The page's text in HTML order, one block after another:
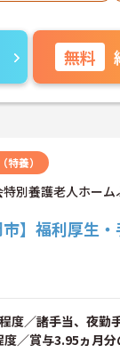
無料
養）
別養護老人ホーム
市】福利厚生
程度／諸手当、夜勤
度／賞与3.95ヵ月分